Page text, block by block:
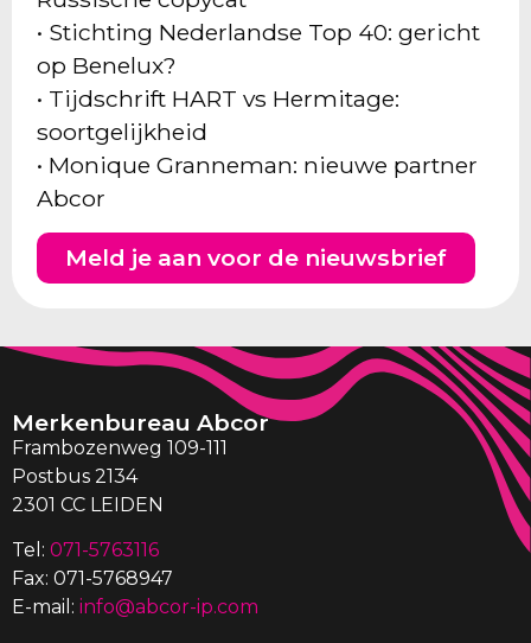
• Stichting Nederlandse Top 40: gericht
op Benelux?
• Tijdschrift HART vs Hermitage:
soortgelijkheid
• Monique Granneman: nieuwe partner
Abcor
Meld je aan voor de nieuwsbrief
Merkenbureau Abcor
Frambozenweg 109-111
Postbus 2134
2301 CC LEIDEN
Tel: 071-5763116
Fax: 071-5768947
E-mail: info@abcor-ip.com